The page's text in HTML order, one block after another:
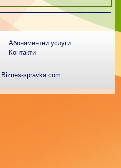
Абонаментни услуги
Контакти
Biznes-spravka.com